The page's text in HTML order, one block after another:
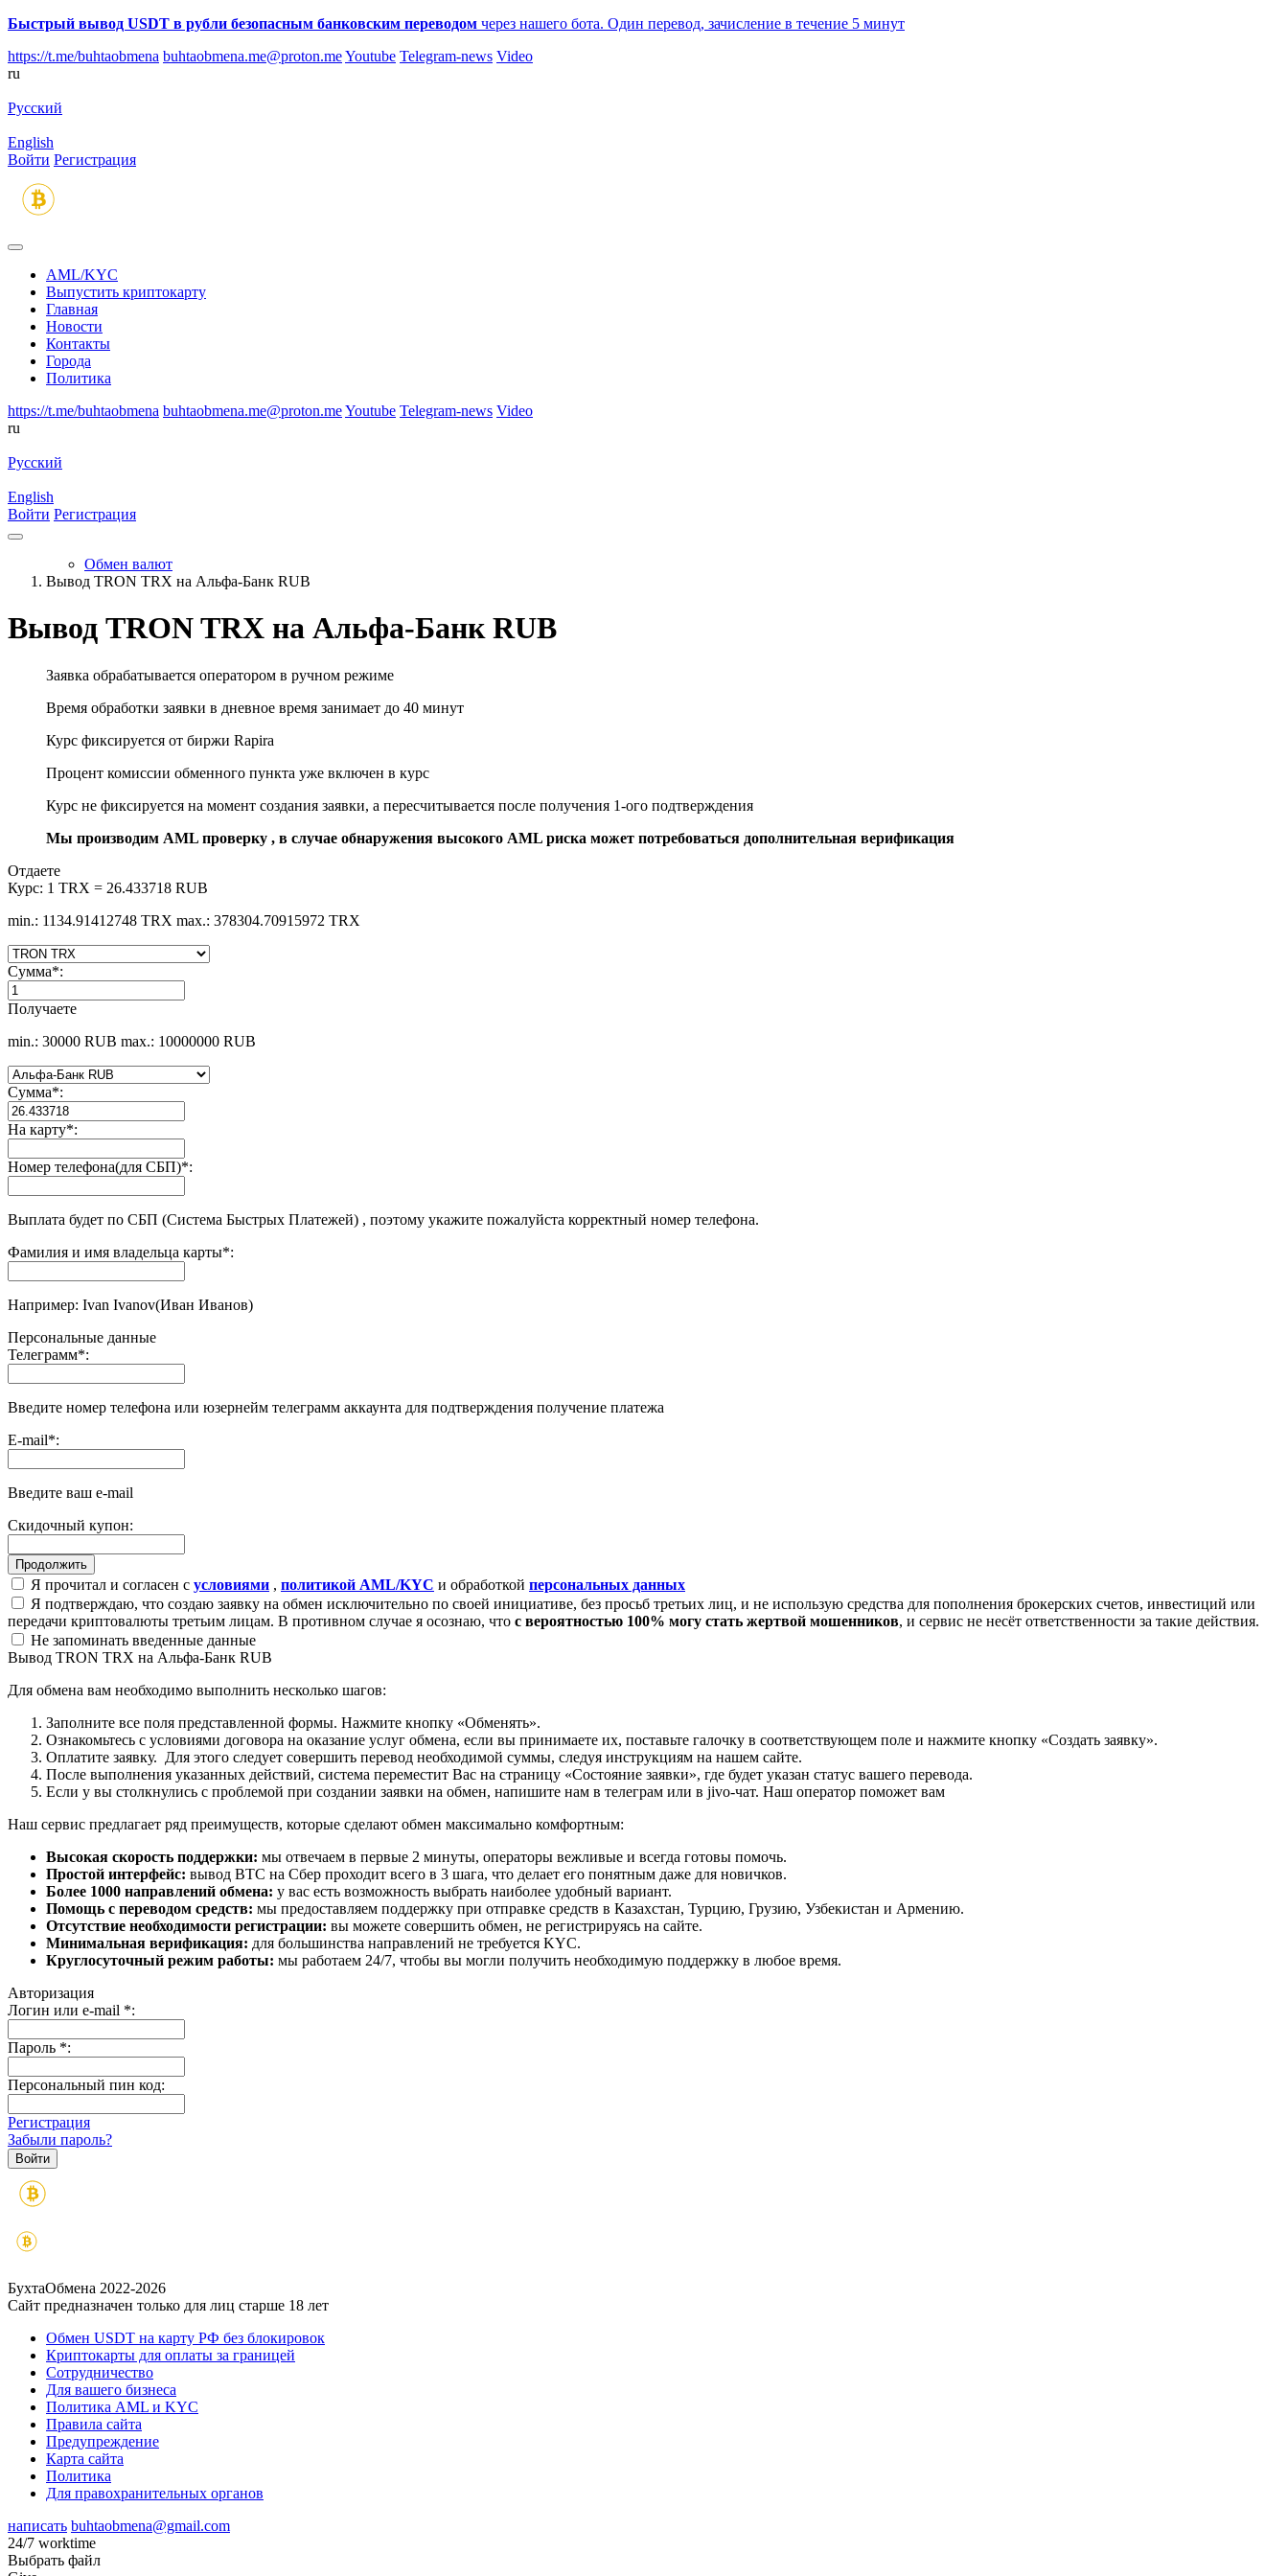
Быстрый вывод USDT в рубли безопасным банковским переводом через нашего бота. Один перевод, зачисление в течение 5 минут
https://t.me/buhtaobmena buhtaobmena.me@proton.meYoutube Telegram-news Video
ru
Русский
English
Войти Регистрация
AML/KYC
Выпустить криптокарту
Главная
Новости
Контакты
Города
Политика
https://t.me/buhtaobmena buhtaobmena.me@proton.meYoutube Telegram-news Video
ru
Русский
English
Войти Регистрация
Обмен валют
Вывод TRON TRX на Альфа-Банк RUB
Вывод TRON TRX на Альфа-Банк RUB
Заявка обрабатывается оператором в ручном режиме
Время обработки заявки в дневное время занимает до 40 минут
Курс фиксируется от биржи Rapira
Процент комиссии обменного пункта уже включен в курс
Курс не фиксируется на момент создания заявки, а пересчитывается после получения 1-ого подтверждения
Мы производим AML проверку , в случае обнаружения высокого AML риска может потребоваться дополнительная верификация
Отдаете
Курс: 1 TRX = 26.433718 RUB
min.: 1134.91412748 TRX max.: 378304.70915972 TRX
Сумма*:
Получаете
min.: 30000 RUB max.: 10000000 RUB
Сумма*:
На карту*:
Номер телефона(для СБП)*:
Выплата будет по СБП (Система Быстрых Платежей) , поэтому укажите пожалуйста корректный номер телефона.
Фамилия и имя владельца карты*:
Например: Ivan Ivanov(Иван Иванов)
Персональные данные
Телеграмм*:
Введите номер телефона или юзернейм телеграмм аккаунта для подтверждения получение платежа
E-mail*:
Введите ваш e-mail
Скидочный купон:
Я прочитал и согласен с условиями , политикой AML/KYC и обработкой персональных данных
Я подтверждаю, что создаю заявку на обмен исключительно по своей инициативе, без просьб третьих лиц, и не использую средства для пополнения брокерских счетов, инвестиций или
передачи криптовалюты третьим лицам. В противном случае я осознаю, что с вероятностью 100% могу стать жертвой мошенников, и сервис не несёт ответственности за такие действия.
Не запоминать введенные данные
Вывод TRON TRX на Альфа-Банк RUB
Для обмена вам необходимо выполнить несколько шагов:
Заполните все поля представленной формы. Нажмите кнопку «Обменять».
Ознакомьтесь с условиями договора на оказание услуг обмена, если вы принимаете их, поставьте галочку в соответствующем поле и нажмите кнопку «Создать заявку».
Оплатите заявку. Для этого следует совершить перевод необходимой суммы, следуя инструкциям на нашем сайте.
После выполнения указанных действий, система переместит Вас на страницу «Состояние заявки», где будет указан статус вашего перевода.
Если у вы столкнулись с проблемой при создании заявки на обмен, напишите нам в телеграм или в jivo-чат. Наш оператор поможет вам
Наш сервис предлагает ряд преимуществ, которые сделают обмен максимально комфортным:
Высокая скорость поддержки: мы отвечаем в первые 2 минуты, операторы вежливые и всегда готовы помочь.
Простой интерфейс: вывод BTC на Сбер проходит всего в 3 шага, что делает его понятным даже для новичков.
Более 1000 направлений обмена: у вас есть возможность выбрать наиболее удобный вариант.
Помощь с переводом средств: мы предоставляем поддержку при отправке средств в Казахстан, Турцию, Грузию, Узбекистан и Армению.
Отсутствие необходимости регистрации: вы можете совершить обмен, не регистрируясь на сайте.
Минимальная верификация: для большинства направлений не требуется KYC.
Круглосуточный режим работы: мы работаем 24/7, чтобы вы могли получить необходимую поддержку в любое время.
Авторизация
Логин или e-mail *:
Пароль *:
Персональный пин код:
Регистрация
Забыли пароль?
БухтаОбмена 2022-2026
Сайт предназначен только для лиц старше 18 лет
Обмен USDT на карту РФ без блокировок
Криптокарты для оплаты за границей
Сотрудничество
Для вашего бизнеса
Политика AML и KYC
Правила сайта
Предупреждение
Карта сайта
Политика
Для правохранительных органов
написать buhtaobmena@gmail.com
24/7 worktime
Выбрать файл